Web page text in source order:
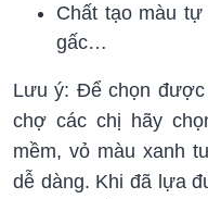
Chất tạo màu
gấc…
Lưu ý: Để chọn
chợ các chị hãy
mềm, vỏ màu xanh
dễ dàng. Khi đã lựa